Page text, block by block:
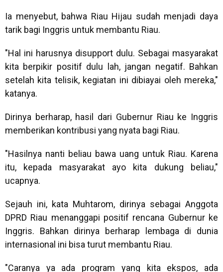
Ia menyebut, bahwa Riau Hijau sudah menjadi daya
tarik bagi Inggris untuk membantu Riau.
"Hal ini harusnya disupport dulu. Sebagai masyarakat
kita berpikir positif dulu lah, jangan negatif. Bahkan
setelah kita telisik, kegiatan ini dibiayai oleh mereka,"
katanya.
Dirinya berharap, hasil dari Gubernur Riau ke Inggris
memberikan kontribusi yang nyata bagi Riau.
"Hasilnya nanti beliau bawa uang untuk Riau. Karena
itu, kepada masyarakat ayo kita dukung beliau,"
ucapnya.
Sejauh ini, kata Muhtarom, dirinya sebagai Anggota
DPRD Riau menanggapi positif rencana Gubernur ke
Inggris. Bahkan dirinya berharap lembaga di dunia
internasional ini bisa turut membantu Riau.
"Caranya ya ada program yang kita ekspos, ada